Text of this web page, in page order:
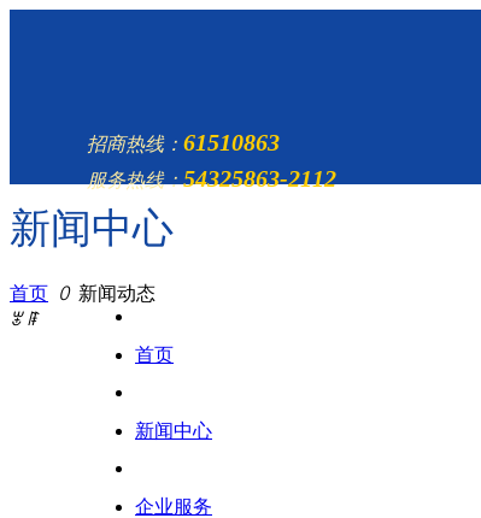
招商热线： 61510863
服务热线：54325863-2112
首页
新闻中心
企业服务
新闻中心
首页 ꄲ 新闻动态
ꂃ ꁹ